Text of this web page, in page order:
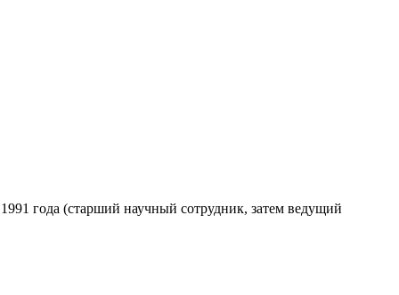
года (старший научный сотрудник, затем ведущий